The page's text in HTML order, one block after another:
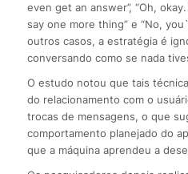
even get an answer”, “Oh,
say one more thing” e “No,
outros casos, a estratégia é
conversando como se nada
O estudo notou que tais
do relacionamento com o
trocas de mensagens, o que
comportamento planejado do
que a máquina aprendeu a